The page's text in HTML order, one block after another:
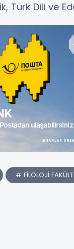
Türk Dili ve
# FİLOLOJİ